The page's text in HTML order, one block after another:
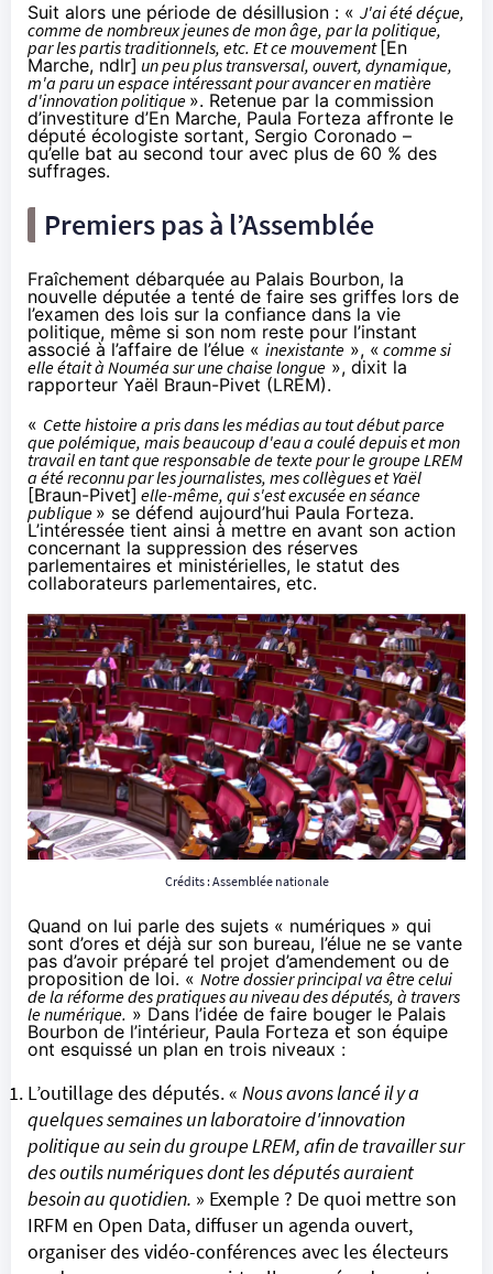
Suit alors une période de désillusion : « J'ai été déçue,
comme de nombreux jeunes de mon âge, par la politique,
par les partis traditionnels, etc. Et ce mouvement [En
Marche, ndlr] un peu plus transversal, ouvert, dynamique,
m'a paru un espace intéressant pour avancer en matière
d'innovation politique ». Retenue par la commission
d’investiture d’En Marche, Paula Forteza affronte le
député écologiste sortant, Sergio Coronado –
qu’elle bat au second tour avec plus de 60 % des
suffrages.
Premiers pas à l’Assemblée
Fraîchement débarquée au Palais Bourbon, la
nouvelle députée a tenté de faire ses griffes lors de
l’examen des lois sur la confiance dans la vie
politique, même si son nom reste pour l’instant
associé à l’affaire de l’élue « inexistante », « comme si
elle était à Nouméa sur une chaise longue », dixit la
rapporteur Yaël Braun-Pivet (LREM).
« Cette histoire a pris dans les médias au tout début parce
que polémique, mais beaucoup d'eau a coulé depuis et mon
travail en tant que responsable de texte pour le groupe LREM
a été reconnu par les journalistes, mes collègues et Yaël
[Braun-Pivet] elle-même, qui s'est excusée en séance
publique » se défend aujourd’hui Paula Forteza.
L’intéressée tient ainsi à mettre en avant son action
concernant la suppression des réserves
parlementaires et ministérielles, le statut des
collaborateurs parlementaires, etc.
Crédits : Assemblée nationale
Quand on lui parle des sujets « numériques » qui
sont d’ores et déjà sur son bureau, l’élue ne se vante
pas d’avoir préparé tel projet d’amendement ou de
proposition de loi. « Notre dossier principal va être celui
de la réforme des pratiques au niveau des députés, à travers
le numérique. » Dans l’idée de faire bouger le Palais
Bourbon de l’intérieur, Paula Forteza et son équipe
ont esquissé un plan en trois niveaux :
L’outillage des députés. « Nous avons lancé il y a
quelques semaines un laboratoire d'innovation
politique au sein du groupe LREM, afin de travailler sur
des outils numériques dont les députés auraient
besoin au quotidien. » Exemple ? De quoi mettre son
IRFM en Open Data, diffuser un agenda ouvert,
organiser des vidéo-conférences avec les électeurs